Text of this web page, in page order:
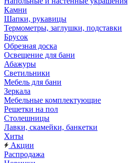
Камни
Шапки, рукавицы
Термометры, заглушки, подставки
Брусок
Обрезная доска
Освещение для бани
Абажуры
Светильники
Мебель для бани
Зеркала
Мебельные комплектующие
Решетки на пол
Столешницы
Лавки, скамейки, банкетки
Хиты
Акции
Распродажа